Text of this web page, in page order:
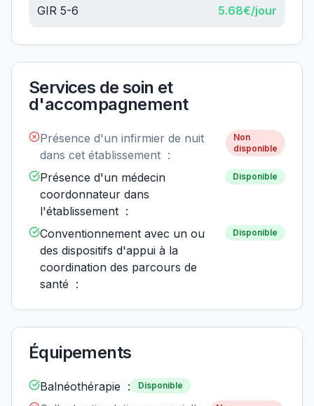
GIR 5-6 5.68€/jour
Services de soin et
d'accompagnement
Présence d'un infirmier de nuit
dans cet établissement :
Non
disponible
Présence d'un médecin
coordonnateur dans
l'établissement :
Disponible
Conventionnement avec un ou
des dispositifs d'appui à la
coordination des parcours de
santé :
Disponible
Équipements
Balnéothérapie : Disponible